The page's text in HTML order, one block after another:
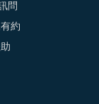
問
約